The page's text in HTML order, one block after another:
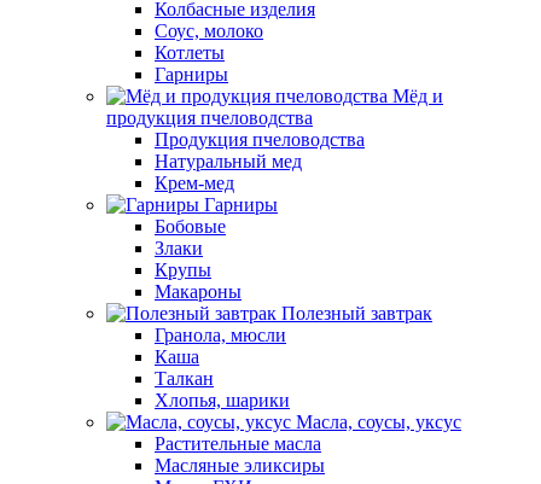
Колбасные изделия
Соус, молоко
Котлеты
Гарниры
Мёд и
продукция пчеловодства
Продукция пчеловодства
Натуральный мед
Крем-мед
Гарниры
Бобовые
Злаки
Крупы
Макароны
Полезный завтрак
Гранола, мюсли
Каша
Талкан
Хлопья, шарики
Масла, соусы, уксус
Растительные масла
Масляные эликсиры